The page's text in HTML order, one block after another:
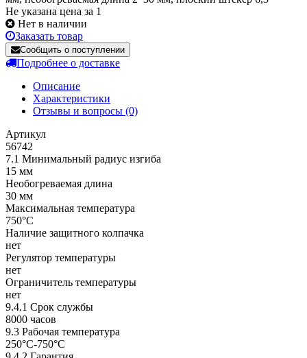
Не указана цена за 1
Нет в наличии
Заказать товар
Сообщить о поступлении
Подробнее о доставке
Описание
Характеристики
Отзывы и вопросы (0)
Артикул
56742
7.1 Минимальный радиус изгиба
15 мм
Необогреваемая длина
30 мм
Максимальная температура
750°C
Наличие защитного колпачка
нет
Регулятор температуры
нет
Ограничитель температуры
нет
9.4.1 Срок службы
8000 часов
9.3 Рабочая температура
250°C-750°C